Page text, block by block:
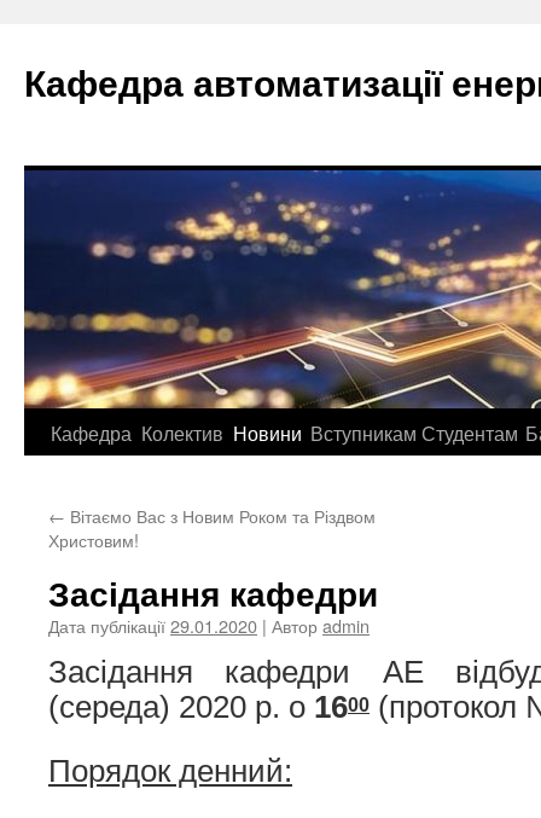
вмісту
Кафедра автоматизації
Кафедра Колектив Новини Вступникам Студентам
← Вітаємо Вас з Новим Роком та Різдвом
Христовим!
Засідання кафедри
Дата публікації29.01.2020 | Авторadmin
Засідання кафедри АЕ
(середа) 2020 р. о 1600 (протокол
Порядок денний: